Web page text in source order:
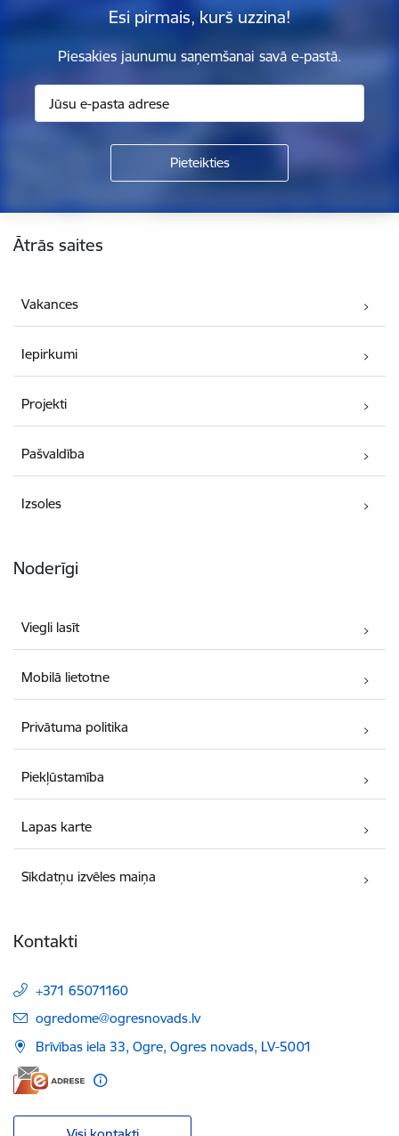
Esi pirmais, kurš uzzina!
Piesakies jaunumu saņemšanai savā e-pastā.
Ātrās saites
Vakances
Iepirkumi
Projekti
Pašvaldība
Izsoles
Noderīgi
Viegli lasīt
Mobilā lietotne
Privātuma politika
Piekļūstamība
Lapas karte
Sīkdatņu izvēles maiņa
Kontakti
+371 65071160
E-pasts:
ogredome@ogresnovads.lv
Brīvības iela 33, Ogre, Ogres novads, LV-5001